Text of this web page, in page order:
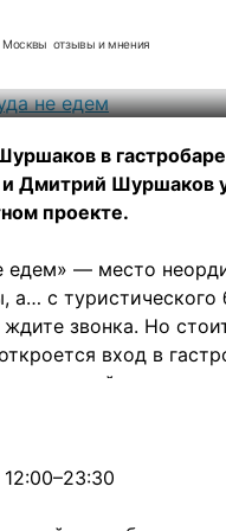
отзывы и мнения
в
Дмитрий Шуршаков
проекте.
едем» — место
а… с
звонка. Но
вход в
– здесь
не повторяется.
и самобытной. И
европейский тренд